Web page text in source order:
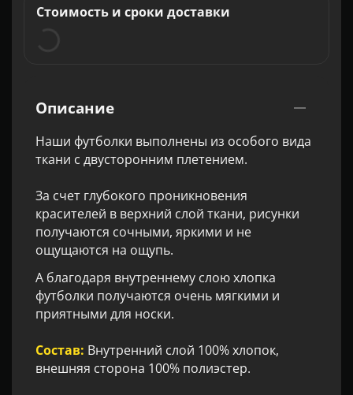
Стоимость и сроки доставки
Описание
Наши футболки выполнены из особого вида
ткани с двусторонним плетением.
За счет глубокого проникновения
красителей в верхний слой ткани, рисунки
получаются сочными, яркими и не
ощущаются на ощупь.
А благодаря внутреннему слою хлопка
футболки получаются очень мягкими и
приятными для носки.
Состав: Внутренний слой 100% хлопок,
внешняя сторона 100% полиэстер.